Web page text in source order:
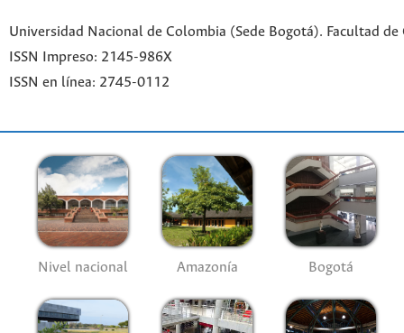
Universidad Nacional de Colombia (Sede Bogotá). Facultad de
ISSN Impreso: 2145-986X
ISSN en línea: 2745-0112
Nivel nacional Amazonía Bogotá